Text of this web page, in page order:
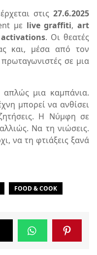
στις 27.6.2025
με live graffiti,art
. Οι θεατές
και, μέσα από τον
σε μια
απλώς μια καμπάνια.
μπορεί να ανθίσει
Η Νύμφη σε
Να τη νιώσεις.
να τη φτιάξεις ξανά
FOOD & COOK